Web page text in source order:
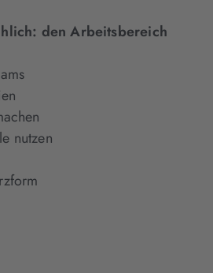
den Arbeitsbereich
nutzen